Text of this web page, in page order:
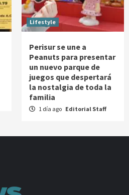
Lifestyle
Perisur se une a
Peanuts para presentar
un nuevo parque de
juegos que despertará
la nostalgia de toda la
familia
1 día ago Editorial Staff